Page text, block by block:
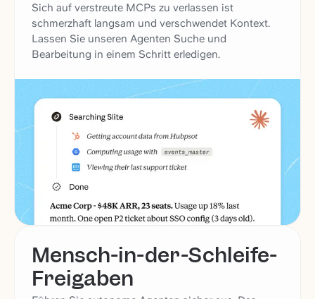
Sich auf verstreute MCPs zu verlassen ist
schmerzhaft langsam und verschwendet Kontext.
Lassen Sie unseren Agenten Suche und
Bearbeitung in einem Schritt erledigen.
Mensch-in-der-Schleife-
Freigaben